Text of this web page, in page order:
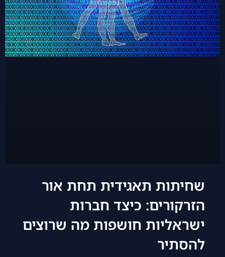
שחיתות תאגידית תחת אור
הזרקורים: כיצד חברות
ישראליות חושפות מה שרוצים
להסתיר